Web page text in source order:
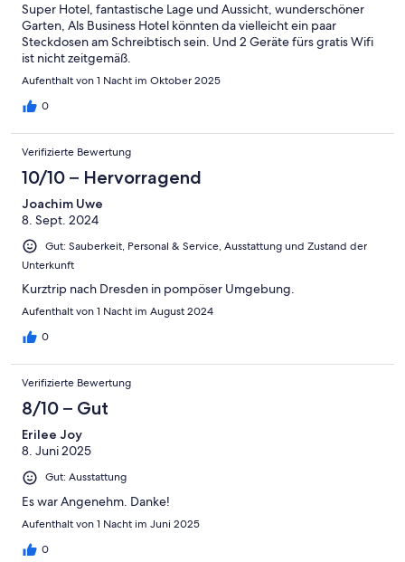
Super Hotel, fantastische Lage und Aussicht, wunderschöner
Garten, Als Business Hotel könnten da vielleicht ein paar
Steckdosen am Schreibtisch sein. Und 2 Geräte fürs gratis Wifi
ist nicht zeitgemäß.
Aufenthalt von 1 Nacht im Oktober 2025
0
Verifizierte Bewertung
10/10 – Hervorragend
Joachim Uwe
8. Sept. 2024
Gut: Sauberkeit, Personal & Service, Ausstattung und Zustand der
Unterkunft
Kurztrip nach Dresden in pompöser Umgebung.
Aufenthalt von 1 Nacht im August 2024
0
Verifizierte Bewertung
8/10 – Gut
Erilee Joy
8. Juni 2025
Gut: Ausstattung
Es war Angenehm. Danke!
Aufenthalt von 1 Nacht im Juni 2025
0